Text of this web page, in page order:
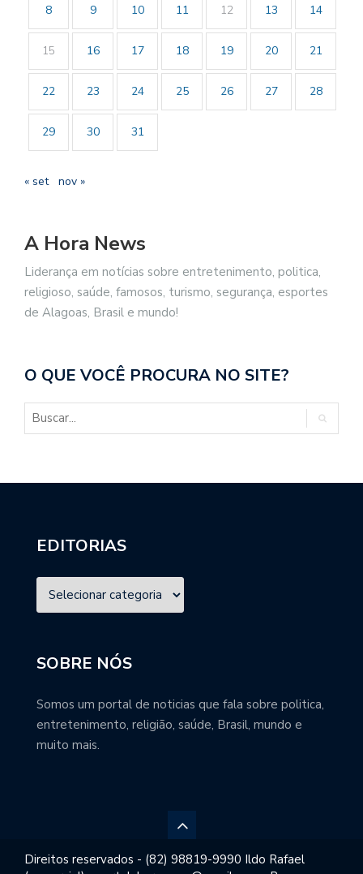
8 9 10 11 12 13 14
15 16 17 18 19 20 21
22 23 24 25 26 27 28
29 30 31
« set nov »
A Hora News
Liderança em notícias sobre entretenimento, politica,
religioso, saúde, famosos, turismo, segurança, esportes
de Alagoas, Brasil e mundo!
O QUE VOCÊ PROCURA NO SITE?
EDITORIAS
SOBRE NÓS
Somos um portal de noticias que fala sobre politica,
entretenimento, religião, saúde, Brasil, mundo e
muito mais.
Direitos reservados - (82) 98819-9990 Ildo Rafael